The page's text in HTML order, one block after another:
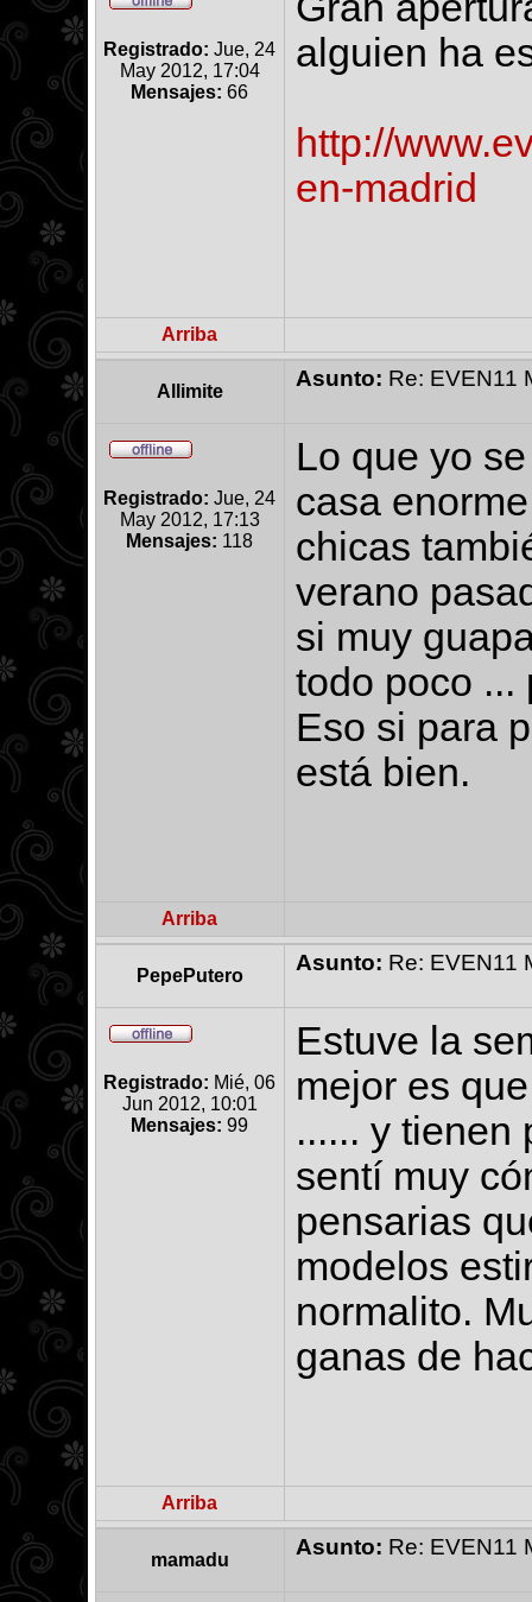
Registrado: Jue, 24
May 2012, 17:04
Mensajes: 66
alguien ha
http://
en-madrid
Arriba
Allimite
Asunto: Re: EVEN11
Registrado: Jue, 24
May 2012, 17:13
Mensajes: 118
Lo que yo
casa
chicas
verano
si muy
todo poco ...
Eso si para
está bien.
Arriba
PepePutero
Asunto: Re: EVEN11
Registrado: Mié, 06
Jun 2012, 10:01
Mensajes: 99
Estuve la
mejor es
...... y tienen
sentí muy
pensarias
modelos
normalito.
ganas de
Arriba
mamadu
Asunto: Re: EVEN11